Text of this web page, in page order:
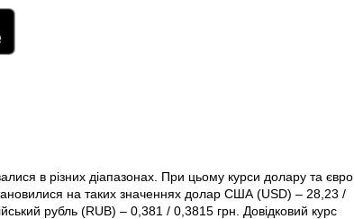
в різних діапазонах. При цьому курси долару та євро
на таких значеннях долар США (USD) – 28,23 /
рубль (RUB) – 0,381 / 0,3815 грн. Довідковий курс